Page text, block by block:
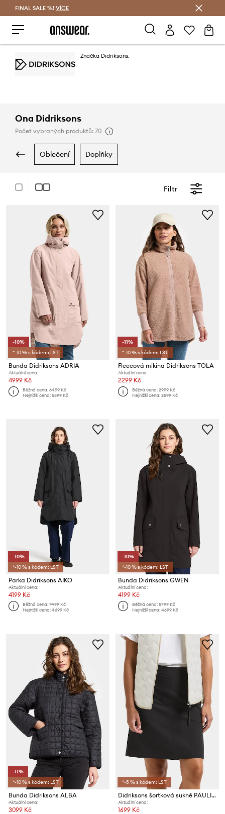
FINAL SALE %! VÍCE
Značka Didriksons.
Ona Didriksons
Počet vybraných produktů: 70
oblečení doplňky
Filtr
-10%
*-10 % s kódem: LST
Bunda Didriksons ADRIA
Aktuální cena:
4999 Kč
Běžná cena:6499 Kč
Nejnižší cena:5599 Kč
-11%
*-10 % s kódem: LST
Fleecová mikina Didriksons TOLA
Aktuální cena:
2299 Kč
Běžná cena:2999 Kč
Nejnižší cena:2599 Kč
-10%
*-10 % s kódem: LST
Parka Didriksons AIKO
Aktuální cena:
4199 Kč
Běžná cena:7499 Kč
Nejnižší cena:4699 Kč
-10%
*-10 % s kódem: LST
Bunda Didriksons GWEN
Aktuální cena:
4199 Kč
Běžná cena:5799 Kč
Nejnižší cena:4699 Kč
-11%
*-10 % s kódem: LST
Bunda Didriksons ALBA
Aktuální cena:
3099 Kč
*-5 % s kódem: LST
Didriksons šortková sukně PAULINA
Aktuální cena:
1699 Kč